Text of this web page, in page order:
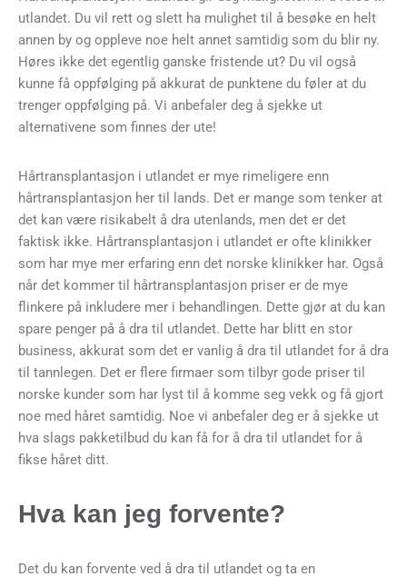
utlandet. Du vil rett og slett ha mulighet til å besøke en helt
annen by og oppleve noe helt annet samtidig som du blir ny.
Høres ikke det egentlig ganske fristende ut? Du vil også
kunne få oppfølging på akkurat de punktene du føler at du
trenger oppfølging på. Vi anbefaler deg å sjekke ut
alternativene som finnes der ute!
Hårtransplantasjon i utlandet er mye rimeligere enn
hårtransplantasjon her til lands. Det er mange som tenker at
det kan være risikabelt å dra utenlands, men det er det
faktisk ikke. Hårtransplantasjon i utlandet er ofte klinikker
som har mye mer erfaring enn det norske klinikker har. Også
når det kommer til hårtransplantasjon priser er de mye
flinkere på inkludere mer i behandlingen. Dette gjør at du kan
spare penger på å dra til utlandet. Dette har blitt en stor
business, akkurat som det er vanlig å dra til utlandet for å dra
til tannlegen. Det er flere firmaer som tilbyr gode priser til
norske kunder som har lyst til å komme seg vekk og få gjort
noe med håret samtidig. Noe vi anbefaler deg er å sjekke ut
hva slags pakketilbud du kan få for å dra til utlandet for å
fikse håret ditt.
Hva kan jeg forvente?
Det du kan forvente ved å dra til utlandet og ta en